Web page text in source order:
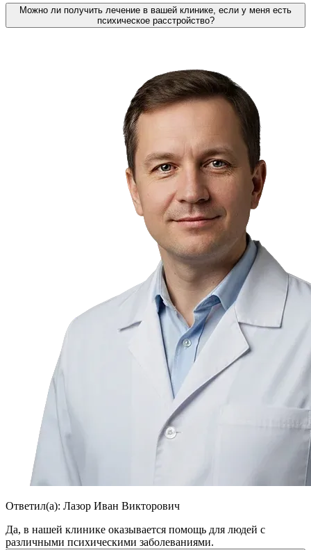
Можно ли получить лечение в вашей клинике, если у меня есть
психическое расстройство?
Ответил(а): Лазор Иван Викторович
Да, в нашей клинике оказывается помощь для людей с
различными психическими заболеваниями.